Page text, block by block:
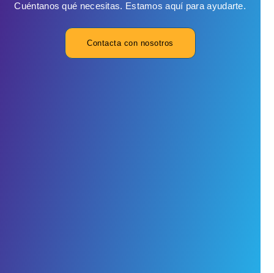
Cuéntanos qué necesitas. Estamos aquí para ayudarte.
Contacta con nosotros